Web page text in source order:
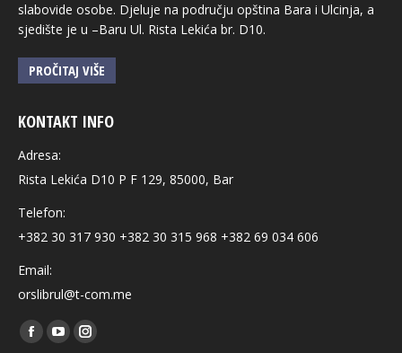
slabovide osobe. Djeluje na području opština Bara i Ulcinja, a
sjedište je u –Baru Ul. Rista Lekića br. D10.
PROČITAJ VIŠE
KONTAKT INFO
Adresa:
Rista Lekića D10 P F 129, 85000, Bar
Telefon:
+382 30 317 930 +382 30 315 968 +382 69 034 606
Email:
orslibrul@t-com.me
Find us on:
Facebook
YouTubeInstagram